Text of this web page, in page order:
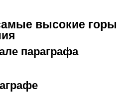
высокие горы
параграфа